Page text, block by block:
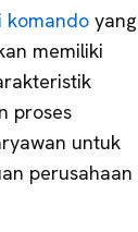
komando yang
memiliki
proses
untuk
perusahaan